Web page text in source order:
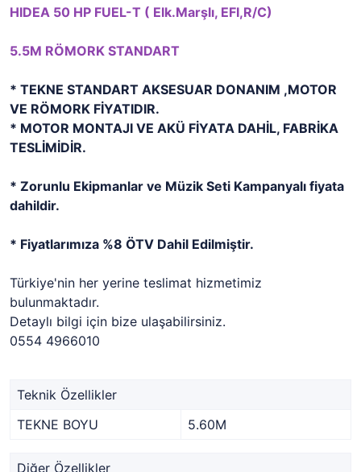
HIDEA 50 HP FUEL-T ( Elk.Marşlı, EFI,R/C)
5.5M RÖMORK STANDART
* TEKNE STANDART AKSESUAR DONANIM ,MOTOR
VE RÖMORK FİYATIDIR.
* MOTOR MONTAJI VE AKÜ FİYATA DAHİL, FABRİKA
TESLİMİDİR.
* Zorunlu Ekipmanlar ve Müzik Seti Kampanyalı fiyata
dahildir.
* Fiyatlarımıza %8 ÖTV Dahil Edilmiştir.
Türkiye'nin her yerine teslimat hizmetimiz
bulunmaktadır.
Detaylı bilgi için bize ulaşabilirsiniz.
0554 4966010
Teknik Özellikler
TEKNE BOYU
5.60M
Diğer Özellikler